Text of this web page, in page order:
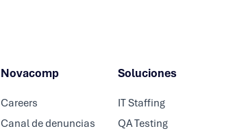
Novacomp
Careers
Canal de denuncias
Soluciones
IT Staffing
QA Testing